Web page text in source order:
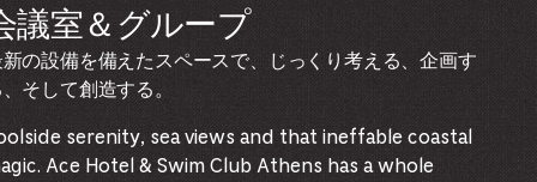
議室＆グループ
新の設備を備えたスペースで、じっくり考える、企画す
そして創造する。
serenity, sea views and that ineffable coastal
Ace Hotel & Swim Club Athens has a whole